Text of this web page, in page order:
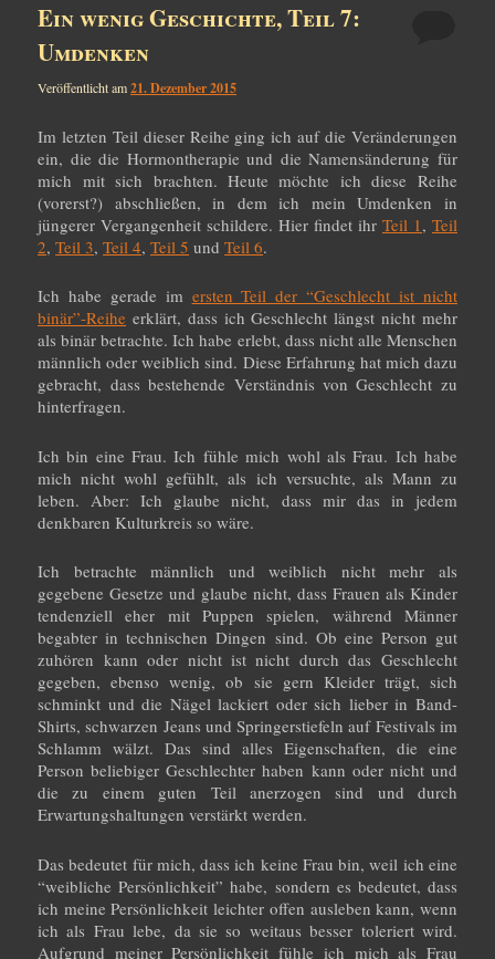
Ein wenig Geschichte, Teil 7:
Umdenken
Veröffentlicht am21. Dezember 2015
Im letzten Teil dieser Reihe ging ich auf die Veränderungen
ein, die die Hormontherapie und die Namensänderung für
mich mit sich brachten. Heute möchte ich diese Reihe
(vorerst?) abschließen, in dem ich mein Umdenken in
jüngerer Vergangenheit schildere. Hier findet ihr Teil 1, Teil
2,Teil 3,Teil 4,Teil 5 undTeil 6.
Ich habe gerade im ersten Teil der “Geschlecht ist nicht
binär”-Reihe erklärt, dass ich Geschlecht längst nicht mehr
als binär betrachte. Ich habe erlebt, dass nicht alle Menschen
männlich oder weiblich sind. Diese Erfahrung hat mich dazu
gebracht, dass bestehende Verständnis von Geschlecht zu
hinterfragen.
Ich bin eine Frau. Ich fühle mich wohl als Frau. Ich habe
mich nicht wohl gefühlt, als ich versuchte, als Mann zu
leben. Aber: Ich glaube nicht, dass mir das in jedem
denkbaren Kulturkreis so wäre.
Ich betrachte männlich und weiblich nicht mehr als
gegebene Gesetze und glaube nicht, dass Frauen als Kinder
tendenziell eher mit Puppen spielen, während Männer
begabter in technischen Dingen sind. Ob eine Person gut
zuhören kann oder nicht ist nicht durch das Geschlecht
gegeben, ebenso wenig, ob sie gern Kleider trägt, sich
schminkt und die Nägel lackiert oder sich lieber in Band-
Shirts, schwarzen Jeans und Springerstiefeln auf Festivals im
Schlamm wälzt. Das sind alles Eigenschaften, die eine
Person beliebiger Geschlechter haben kann oder nicht und
die zu einem guten Teil anerzogen sind und durch
Erwartungshaltungen verstärkt werden.
Das bedeutet für mich, dass ich keine Frau bin, weil ich eine
“weibliche Persönlichkeit” habe, sondern es bedeutet, dass
ich meine Persönlichkeit leichter offen ausleben kann, wenn
ich als Frau lebe, da sie so weitaus besser toleriert wird.
Aufgrund meiner Persönlichkeit fühle ich mich als Frau